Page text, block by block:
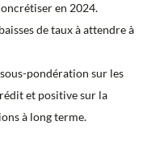
en 2024.
de taux à attendre à
pondération sur les
et positive sur la
à long terme.